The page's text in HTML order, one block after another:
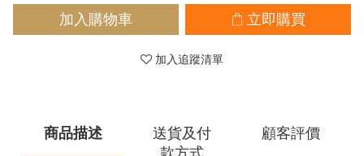
加入購物車 立即購買
加入追蹤清單
商品描述
送貨及付
款方式
顧客評價